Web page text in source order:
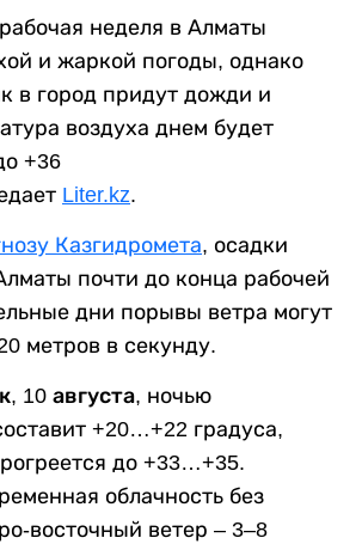
неделя в Алматы
и жаркой погоды, однако
в город придут дожди и
воздуха днем будет
+36
Liter.kz.
Казгидромета, осадки
почти до конца рабочей
дни порывы ветра могут
метров в секунду.
10 августа, ночью
+20…+22 градуса,
до +33…+35.
облачность без
восточный ветер – 3–8